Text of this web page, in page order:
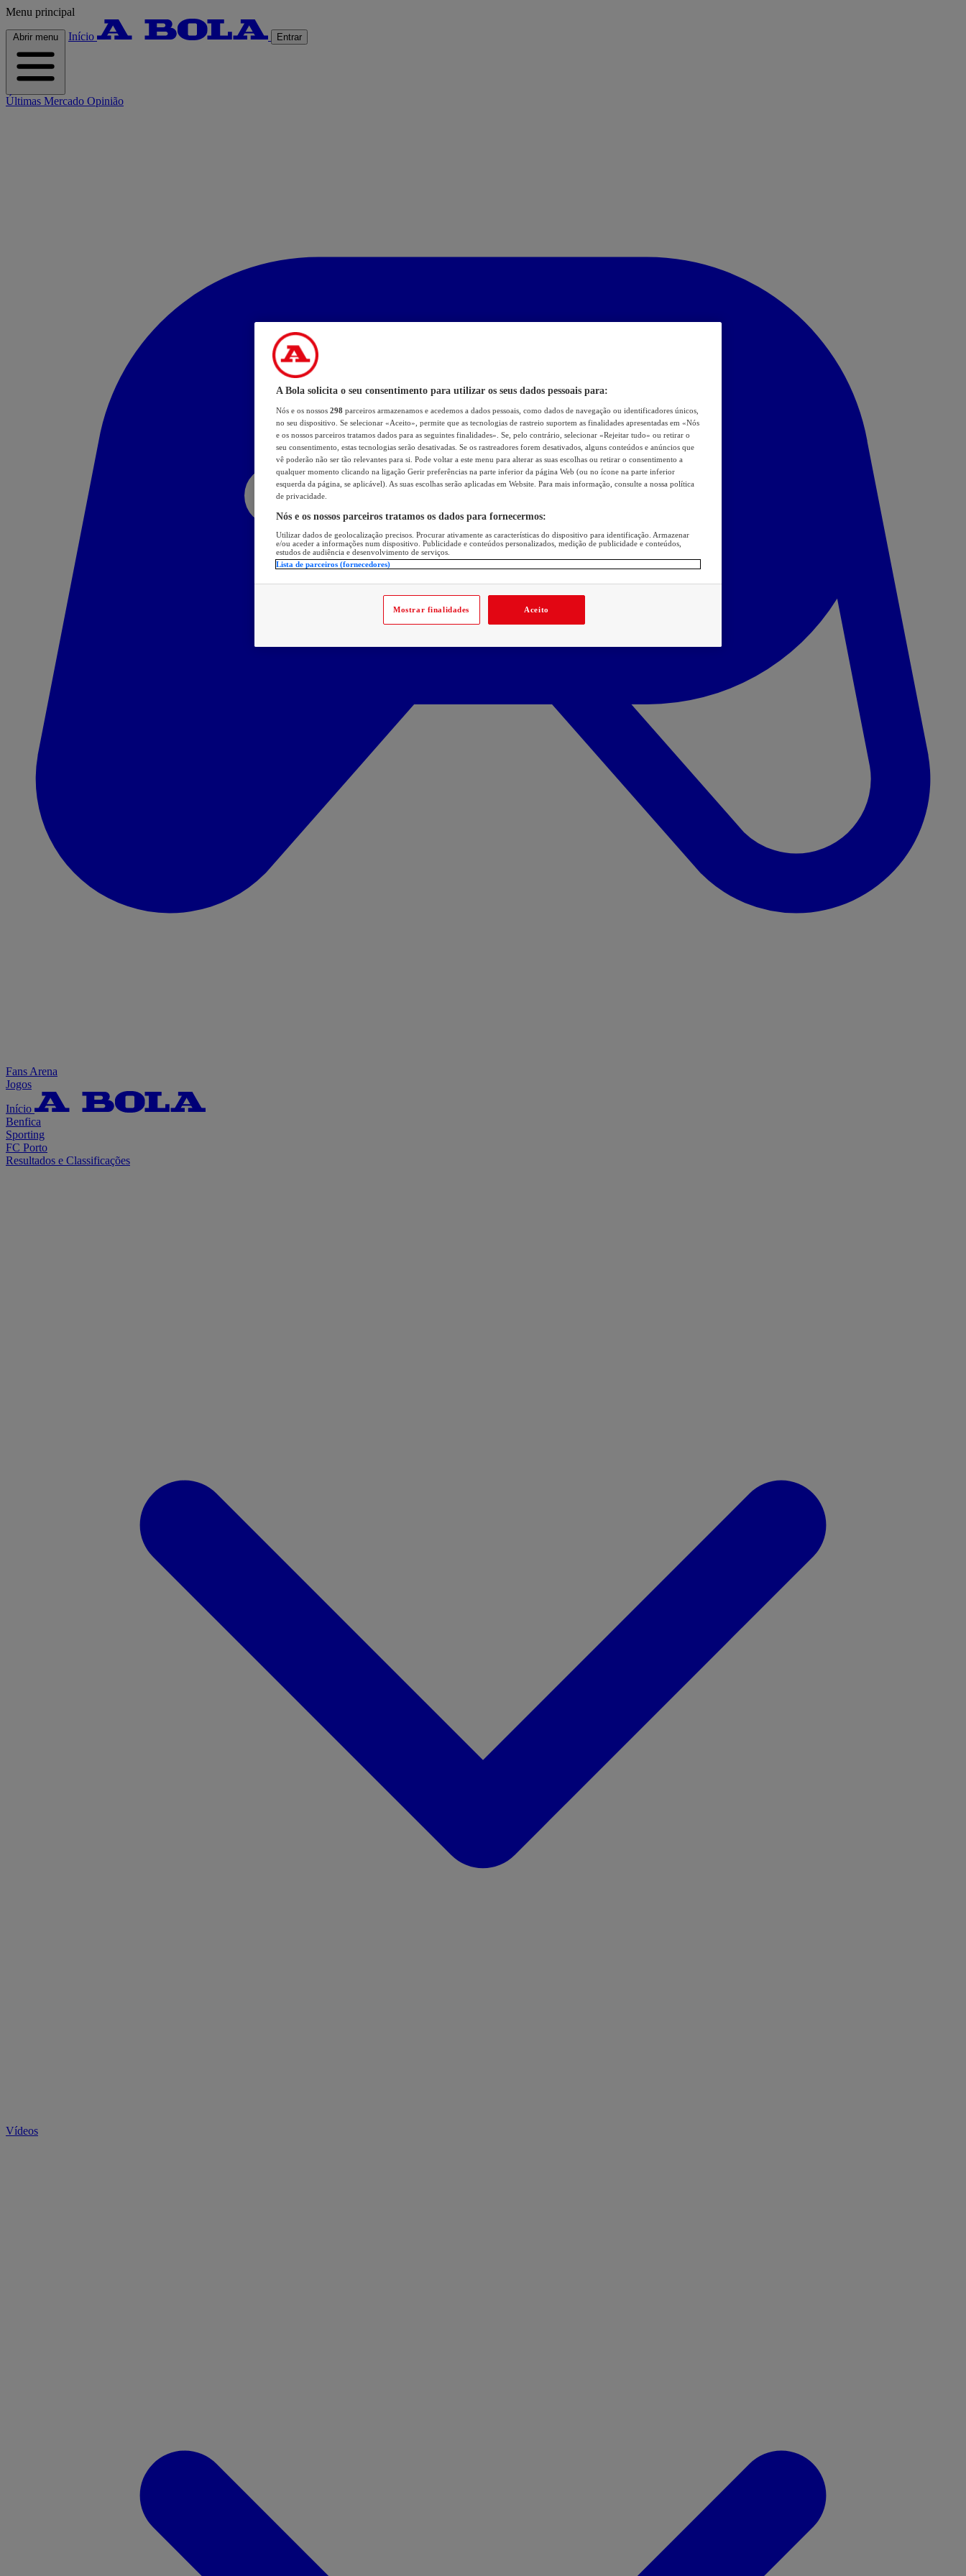
Menu principal
Abrir menu Início Entrar
Últimas Mercado Opinião
Fans Arena
Jogos
Início
Benfica
Sporting
FC Porto
Resultados e Classificações
Vídeos
A Bola solicita o seu consentimento para utilizar os seus dados pessoais para:
Nós e os nossos 298 parceiros armazenamos e acedemos a dados pessoais, como dados de navegação ou identificadores únicos,
no seu dispositivo. Se selecionar «Aceito», permite que as tecnologias de rastreio suportem as finalidades apresentadas em «Nós
e os nossos parceiros tratamos dados para as seguintes finalidades». Se, pelo contrário, selecionar «Rejeitar tudo» ou retirar o
seu consentimento, estas tecnologias serão desativadas. Se os rastreadores forem desativados, alguns conteúdos e anúncios que
vê poderão não ser tão relevantes para si. Pode voltar a este menu para alterar as suas escolhas ou retirar o consentimento a
qualquer momento clicando na ligação Gerir preferências na parte inferior da página Web (ou no ícone na parte inferior
esquerda da página, se aplicável). As suas escolhas serão aplicadas em Website. Para mais informação, consulte a nossa política
de privacidade.
Nós e os nossos parceiros tratamos os dados para fornecermos:
Utilizar dados de geolocalização precisos. Procurar ativamente as características do dispositivo para identificação. Armazenar
e/ou aceder a informações num dispositivo. Publicidade e conteúdos personalizados, medição de publicidade e conteúdos,
estudos de audiência e desenvolvimento de serviços.
Lista de parceiros (fornecedores)
Mostrar finalidades Aceito